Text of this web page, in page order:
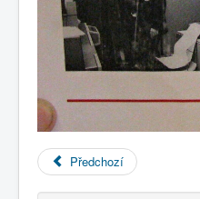
Předchozí